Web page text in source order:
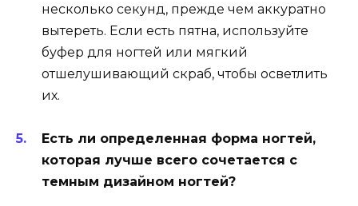
несколько секунд, прежде чем аккуратно
вытереть. Если есть пятна, используйте
буфер для ногтей или мягкий
отшелушивающий скраб, чтобы осветлить
их.
Есть ли определенная форма ногтей,
которая лучше всего сочетается с
темным дизайном ногтей?